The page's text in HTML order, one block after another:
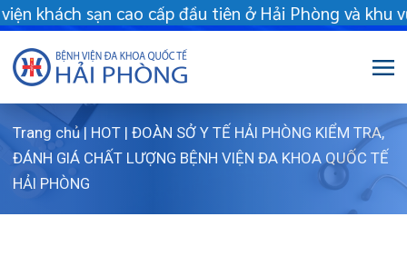
sạn cao cấp đầu tiên ở Hải Phòng và khu vực vùng duyên
Giới thiệu
Giới thiệu chung
Dịch vụ
Trang chủ HOT
ĐÁNH GIÁ CHẤT LƯỢNG BỆNH VIỆN ĐA KHOA QUỐC TẾ
HẢI PHÒNG